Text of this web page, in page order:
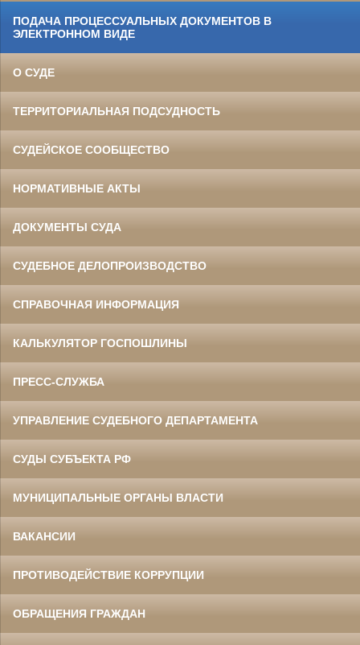
ПОДАЧА ПРОЦЕССУАЛЬНЫХ ДОКУМЕНТОВ В
ЭЛЕКТРОННОМ ВИДЕ
О СУДЕ
ТЕРРИТОРИАЛЬНАЯ ПОДСУДНОСТЬ
СУДЕЙСКОЕ СООБЩЕСТВО
НОРМАТИВНЫЕ АКТЫ
ДОКУМЕНТЫ СУДА
СУДЕБНОЕ ДЕЛОПРОИЗВОДСТВО
СПРАВОЧНАЯ ИНФОРМАЦИЯ
КАЛЬКУЛЯТОР ГОСПОШЛИНЫ
ПРЕСС-СЛУЖБА
УПРАВЛЕНИЕ СУДЕБНОГО ДЕПАРТАМЕНТА
СУДЫ СУБЪЕКТА РФ
МУНИЦИПАЛЬНЫЕ ОРГАНЫ ВЛАСТИ
ВАКАНСИИ
ПРОТИВОДЕЙСТВИЕ КОРРУПЦИИ
ОБРАЩЕНИЯ ГРАЖДАН